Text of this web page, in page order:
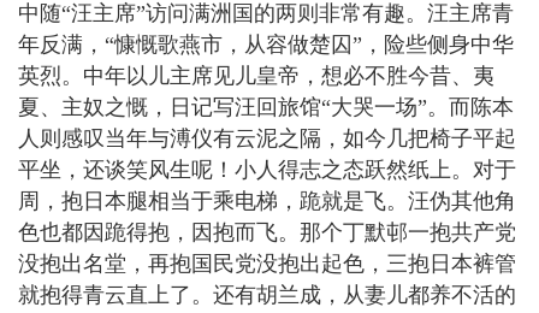
中随“汪主席”访问满洲国的两则非常有趣。汪主席青
年反满，“慷慨歌燕市，从容做楚囚”，险些侧身中华
英烈。中年以儿主席见儿皇帝，想必不胜今昔、夷
夏、主奴之慨，日记写汪回旅馆“大哭一场”。而陈本
人则感叹当年与溥仪有云泥之隔，如今几把椅子平起
平坐，还谈笑风生呢！小人得志之态跃然纸上。对于
周，抱日本腿相当于乘电梯，跪就是飞。汪伪其他角
色也都因跪得抱，因抱而飞。那个丁默邨一抱共产党
没抱出名堂，再抱国民党没抱出起色，三抱日本裤管
就抱得青云直上了。还有胡兰成，从妻儿都养不活的